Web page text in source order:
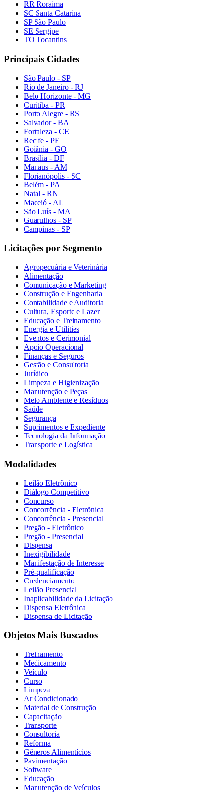
RR Roraima
SC Santa Catarina
SP São Paulo
SE Sergipe
TO Tocantins
Principais Cidades
São Paulo - SP
Rio de Janeiro - RJ
Belo Horizonte - MG
Curitiba - PR
Porto Alegre - RS
Salvador - BA
Fortaleza - CE
Recife - PE
Goiânia - GO
Brasília - DF
Manaus - AM
Florianópolis - SC
Belém - PA
Natal - RN
Maceió - AL
São Luís - MA
Guarulhos - SP
Campinas - SP
Licitações por Segmento
Agropecuária e Veterinária
Alimentação
Comunicação e Marketing
Construção e Engenharia
Contabilidade e Auditoria
Cultura, Esporte e Lazer
Educação e Treinamento
Energia e Utilities
Eventos e Cerimonial
Apoio Operacional
Finanças e Seguros
Gestão e Consultoria
Jurídico
Limpeza e Higienização
Manutenção e Peças
Meio Ambiente e Resíduos
Saúde
Segurança
Suprimentos e Expediente
Tecnologia da Informação
Transporte e Logística
Modalidades
Leilão Eletrônico
Diálogo Competitivo
Concurso
Concorrência - Eletrônica
Concorrência - Presencial
Pregão - Eletrônico
Pregão - Presencial
Dispensa
Inexigibilidade
Manifestação de Interesse
Pré-qualificação
Credenciamento
Leilão Presencial
Inaplicabilidade da Licitação
Dispensa Eletrônica
Dispensa de Licitação
Objetos Mais Buscados
Treinamento
Medicamento
Veículo
Curso
Limpeza
Ar Condicionado
Material de Construção
Capacitação
Transporte
Consultoria
Reforma
Gêneros Alimentícios
Pavimentação
Software
Educação
Manutenção de Veículos